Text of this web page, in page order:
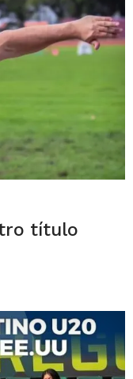
título